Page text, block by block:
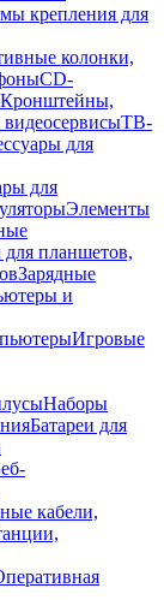
крепления для
колонки,
CD-
Кронштейны,
ТВ-
для
для
Элементы
для планшетов,
Зарядные
и
Игровые
Наборы
Батареи для
кабели,